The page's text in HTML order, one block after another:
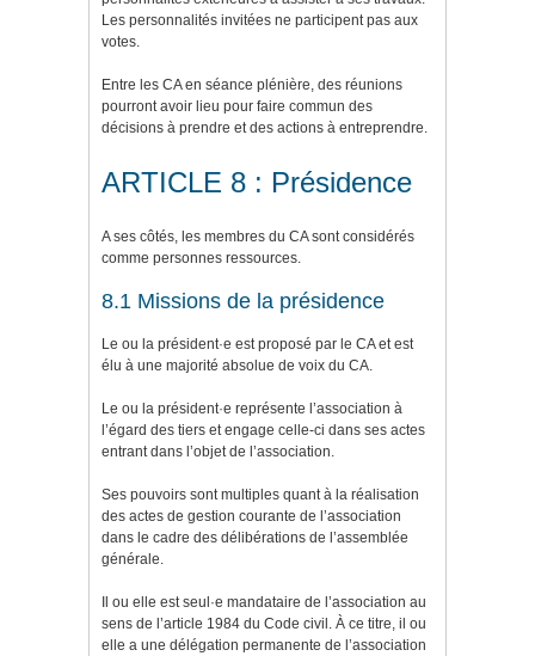
Les personnalités invitées ne participent pas aux
votes.
Entre les CA en séance plénière, des réunions
pourront avoir lieu pour faire commun des
décisions à prendre et des actions à entreprendre.
ARTICLE 8 : Présidence
A ses côtés, les membres du CA sont considérés
comme personnes ressources.
8.1 Missions de la présidence
Le ou la président·e est proposé par le CA et est
élu à une majorité absolue de voix du CA.
Le ou la président·e représente l’association à
l’égard des tiers et engage celle-ci dans ses actes
entrant dans l’objet de l’association.
Ses pouvoirs sont multiples quant à la réalisation
des actes de gestion courante de l’association
dans le cadre des délibérations de l’assemblée
générale.
Il ou elle est seul·e mandataire de l’association au
sens de l’article 1984 du Code civil. À ce titre, il ou
elle a une délégation permanente de l’association